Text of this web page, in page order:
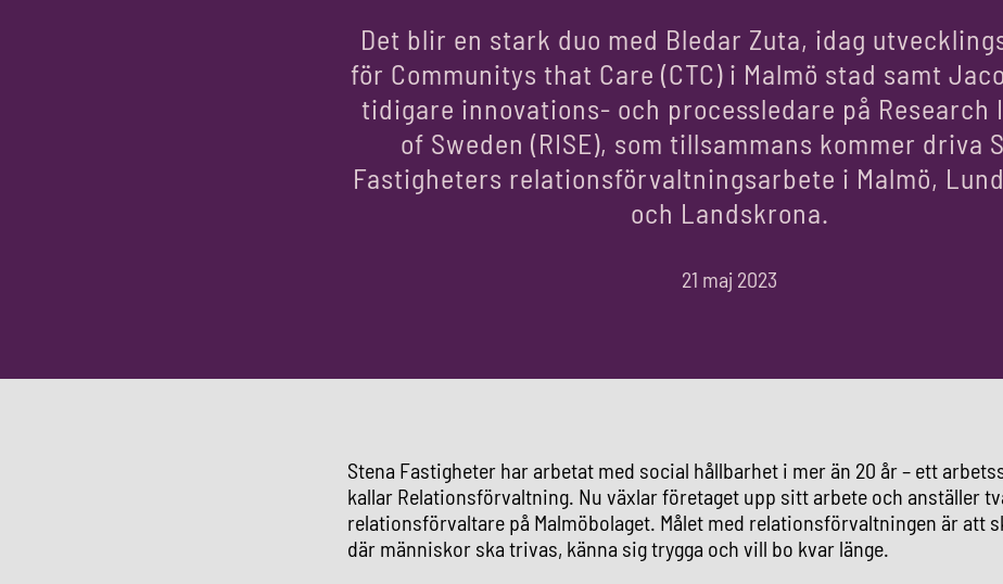
Det blir en stark duo med Bledar Zuta, idag
för Communitys that Care (CTC) i Malmö stad samt
tidigare innovations- och processledare på Research
of Sweden (RISE), som tillsammans kommer driva
Fastigheters relationsförvaltningsarbete i Malmö,
och Landskrona.
21 maj 2023
Stena Fastigheter har arbetat med social hållbarhet i mer än 20 år – ett
kallar Relationsförvaltning. Nu växlar företaget upp sitt arbete och anställer
relationsförvaltare på Malmöbolaget. Målet med relationsförvaltningen är att
där människor ska trivas, känna sig trygga och vill bo kvar länge.